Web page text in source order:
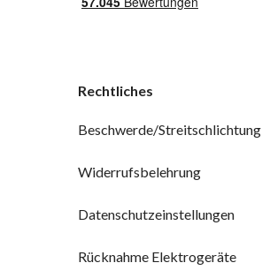
Rechtliches
Beschwerde/Streitschlichtung
Widerrufsbelehrung
Datenschutzeinstellungen
Rücknahme Elektrogeräte